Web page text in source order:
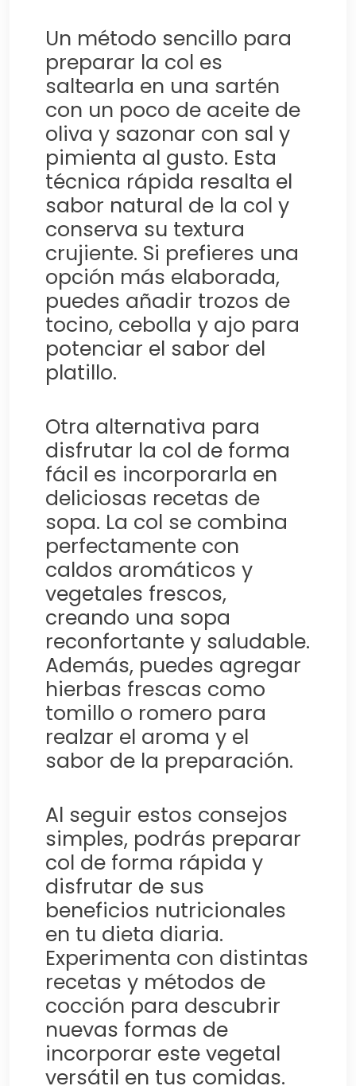
Un método sencillo para
preparar la col es
saltearla en una sartén
con un poco de aceite de
oliva y sazonar con sal y
pimienta al gusto. Esta
técnica rápida resalta el
sabor natural de la col y
conserva su textura
crujiente. Si prefieres una
opción más elaborada,
puedes añadir trozos de
tocino, cebolla y ajo para
potenciar el sabor del
platillo.
Otra alternativa para
disfrutar la col de forma
fácil es incorporarla en
deliciosas recetas de
sopa. La col se combina
perfectamente con
caldos aromáticos y
vegetales frescos,
creando una sopa
reconfortante y saludable.
Además, puedes agregar
hierbas frescas como
tomillo o romero para
realzar el aroma y el
sabor de la preparación.
Al seguir estos consejos
simples, podrás preparar
col de forma rápida y
disfrutar de sus
beneficios nutricionales
en tu dieta diaria.
Experimenta con distintas
recetas y métodos de
cocción para descubrir
nuevas formas de
incorporar este vegetal
versátil en tus comidas.